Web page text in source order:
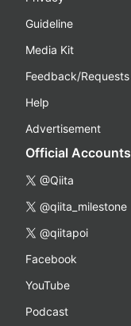
Guideline
Media Kit
Feedback/Requests
Help
Advertisement
Official Accounts
@Qiita
@qiita_milestone
@qiitapoi
Facebook
YouTube
Podcast